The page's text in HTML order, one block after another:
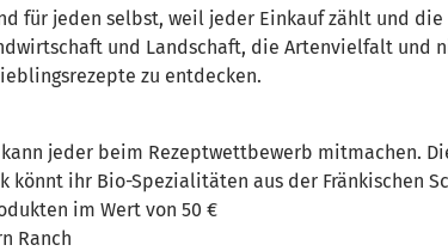
für jeden selbst, weil jeder Einkauf zählt und
und Landschaft, die Artenvielfalt und
zu entdecken.
jeder beim Rezeptwettbewerb mitmachen.
könnt ihr Bio-Spezialitäten aus der Fränkischen
im Wert von 50 €
Ranch